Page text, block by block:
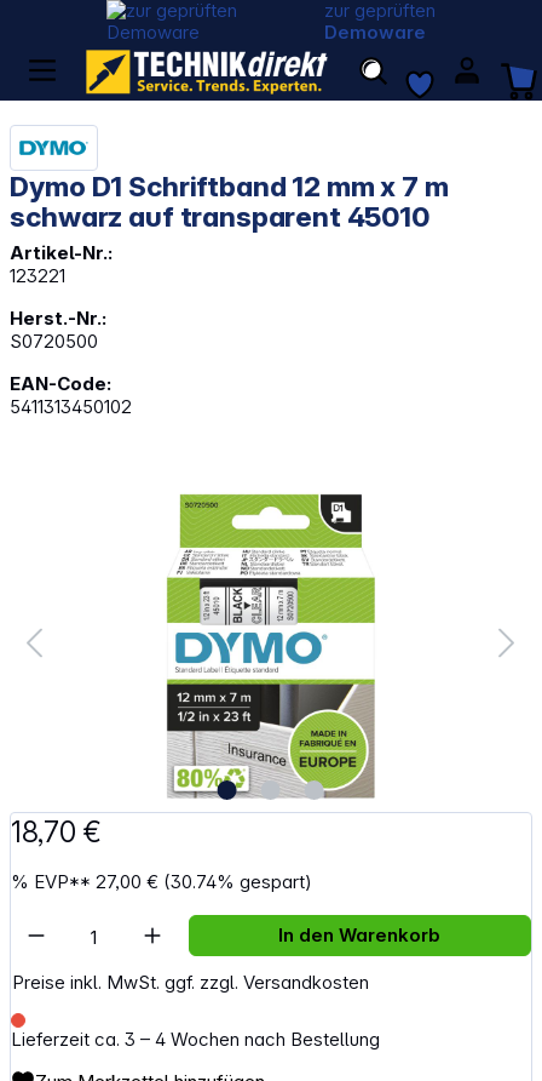
zur geprüften
Demoware
Dymo D1 Schriftband 12 mm x 7 m
schwarz auf transparent 45010
Artikel-Nr.:
123221
Herst.-Nr.:
S0720500
EAN-Code:
5411313450102
Bildergalerie überspringen
18,70 €
% EVP**27,00 € (30.74% gespart)
Preise inkl. MwSt. ggf. zzgl. Versandkosten
Lieferzeit ca. 3 – 4 Wochen nach Bestellung
Artikel Anzahl: Gib den gewünschten
In den Warenkorb